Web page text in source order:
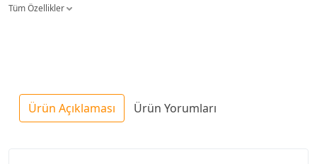
Tüm Özellikler
Ürün Açıklaması Ürün Yorumları